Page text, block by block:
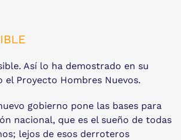
Así lo ha demostrado en su
el Proyecto Hombres Nuevos.
gobierno pone las bases para
nacional, que es el sueño de todas
lejos de esos derroteros